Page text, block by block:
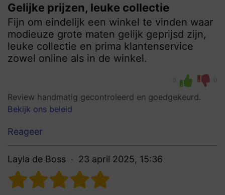
Gelijke prijzen, leuke collectie
Fijn om eindelijk een winkel te vinden waar
modieuze grote maten gelijk geprijsd zijn,
leuke collectie en prima klantenservice
zowel online als in de winkel.
0 0
Review handmatig gecontroleerd en goedgekeurd.
Bekijk ons beleid
Reageer
Layla de Boss 23 april 2025, 15:36